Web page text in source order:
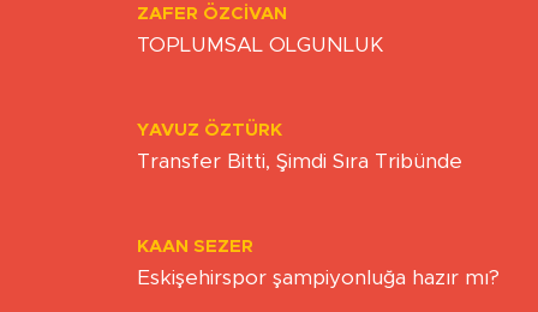
ZAFER ÖZCIVAN
TOPLUMSAL OLGUNLUK
YAVUZ ÖZTÜRK
Transfer Bitti, Şimdi Sıra Tribünde
KAAN SEZER
Eskişehirspor şampiyonluğa hazır mı?